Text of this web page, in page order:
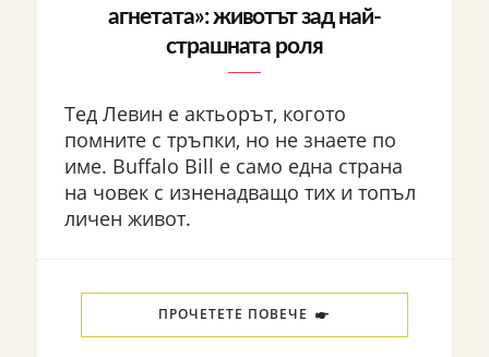
агнетата»: животът зад най-
страшната роля
Тед Левин е актьорът, когото
помните с тръпки, но не знаете по
име. Buffalo Bill е само една страна
на човек с изненадващо тих и топъл
личен живот.
ПРОЧЕТЕТЕ ПОВЕЧЕ